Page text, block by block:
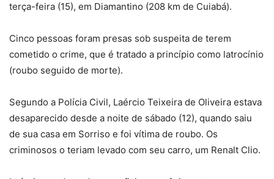
terça-feira (15), em Diamantino (208 km de Cuiabá).
Cinco pessoas foram presas sob suspeita de terem
cometido o crime, que é tratado a princípio como latrocínio
(roubo seguido de morte).
Segundo a Polícia Civil, Laércio Teixeira de Oliveira estava
desaparecido desde a noite de sábado (12), quando saiu
de sua casa em Sorriso e foi vítima de roubo. Os
criminosos o teriam levado com seu carro, um Renalt Clio.